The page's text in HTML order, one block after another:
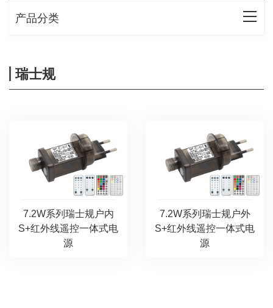
产品分类
瑞士规
7.2W系列瑞士规户内
S+红外线遥控一体式电
源
7.2W系列瑞士规户外
S+红外线遥控一体式电
源